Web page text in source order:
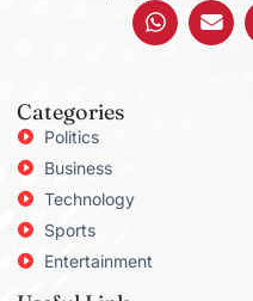
Categories
Politics
Business
Technology
Sports
Entertainment